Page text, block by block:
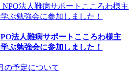
法人難病サポートこころわ様主
ぶ勉強会に参加しました！